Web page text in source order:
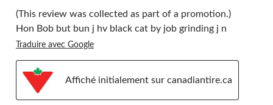
(This review was collected as part of a promotion.)
Hon Bob but bun j hv black cat by job grinding j n
Traduire avec Google
Affiché initialement sur canadiantire.ca